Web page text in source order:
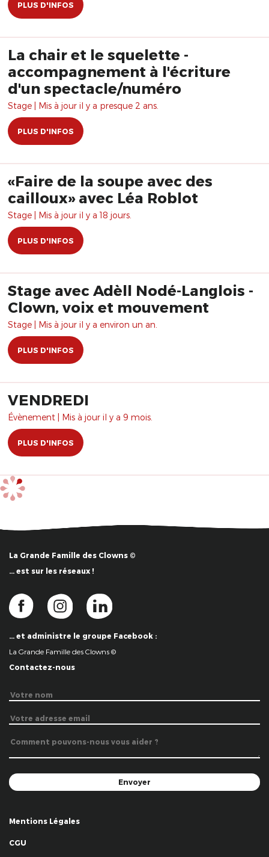
PLUS D'INFOS
La chair et le squelette -
accompagnement à l'écriture
d'un spectacle/numéro
Stage | Mis à jour il y a presque 2 ans.
PLUS D'INFOS
«Faire de la soupe avec des
cailloux» avec Léa Roblot
Stage | Mis à jour il y a 18 jours.
PLUS D'INFOS
Stage avec Adèll Nodé-Langlois -
Clown, voix et mouvement
Stage | Mis à jour il y a environ un an.
PLUS D'INFOS
VENDREDI
Évènement | Mis à jour il y a 9 mois.
PLUS D'INFOS
La Grande Famille des Clowns ©
… est sur les réseaux !
… et administre le groupe Facebook :
La Grande Famille des Clowns ©
Contactez-nous
Mentions Légales
CGU